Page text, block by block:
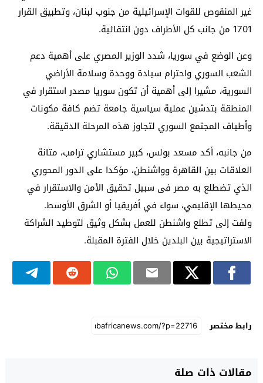
غير المنقوص للقوات الإسرائيلية من جنوب لبنان، وتطبيق القرار
1701 من جانب كل الأطراف دون انتقائية.
وعن الوضع في سوريا، شدد الوزير المصري على أهمية دعم
الشعب السوري واحترام سيادة ووحدة وسلامة الأراضي
السورية، مشيرا إلى أهمية أن تكون سوريا مصدر استقرار في
المنطقة بتدشين عملية سياسية جامعة تضم كافة مكونات
وأطياف المجتمع السوري لتجاوز هذه المرحلة الدقيقة.
من جانبه، أكد مسعد بولس، كبير مستشاري ترامب، متانة
العلاقات بين القاهرة وواشنطن، مؤكدا على الدور المحوري
الذي تضطلع به مصر فى سبيل تحقيق الأمن والاستقرار في
محيطها الإقليمي، سواء في أفريقيا أو الشرق الأوسط.
ولفت إلى تطلع واشنطن للعمل بشكل وثيق لتوطيد الشراكة
الاستراتيجية بين البلدين خلال الفترة المقبلة.
رابط مختصر
مقالات ذات صلة